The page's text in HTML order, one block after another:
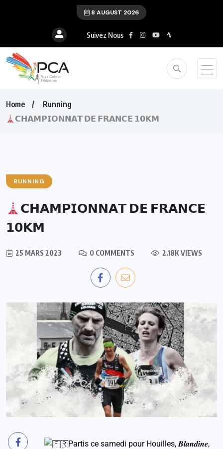
8 AUGUST 2026
Suivez Nous
Home
Running
𝗖𝗛𝗔𝗠𝗣𝗜𝗢𝗡𝗡𝗔𝗧 𝗗𝗘 𝗙𝗥𝗔𝗡𝗖𝗘 𝟭𝟬𝗞𝗠
RUNNING
𝗖𝗛𝗔𝗠𝗣𝗜𝗢𝗡𝗡𝗔𝗧 𝗗𝗘 𝗙𝗥𝗔𝗡𝗖𝗘
𝟭𝟬𝗞𝗠
25 MARS 2023 0 COMMENTS 2.18K VIEWS
Partis ce samedi pour Houilles, 𝑩𝒍𝒂𝒏𝒅𝒊𝒏𝒆,